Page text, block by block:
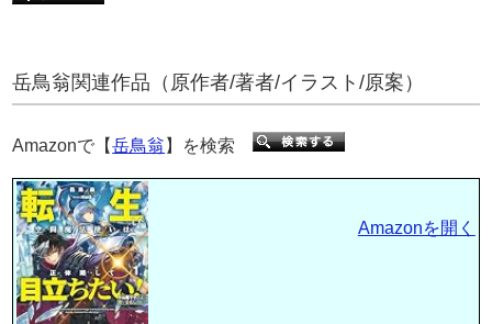
岳鳥翁関連作品（原作者/著者/イラスト/原案）
Amazonで【岳鳥翁 】を検索
Amazonを開く